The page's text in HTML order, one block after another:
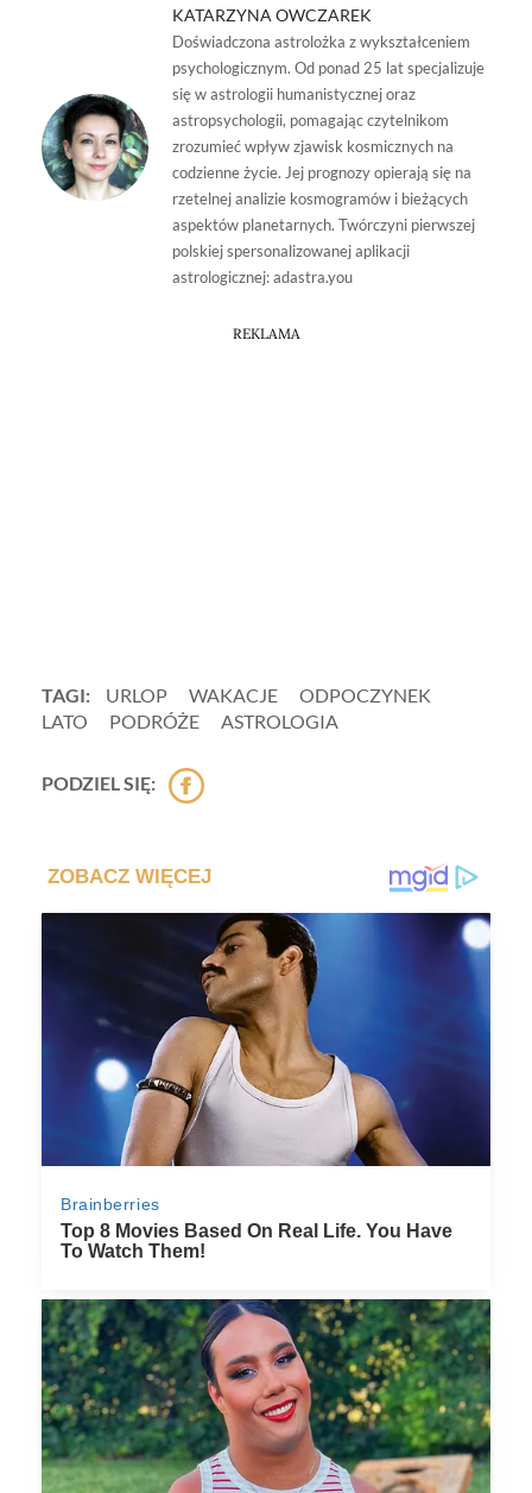
KATARZYNA OWCZAREK
Doświadczona astrolożka z wykształceniem
psychologicznym. Od ponad 25 lat specjalizuje
się w astrologii humanistycznej oraz
astropsychologii, pomagając czytelnikom
zrozumieć wpływ zjawisk kosmicznych na
codzienne życie. Jej prognozy opierają się na
rzetelnej analizie kosmogramów i bieżących
aspektów planetarnych. Twórczyni pierwszej
polskiej spersonalizowanej aplikacji
astrologicznej: adastra.you
REKLAMA
TAGI: URLOP WAKACJE
ODPOCZYNEK
LATO
PODRÓŻE ASTROLOGIA
PODZIEL SIĘ: